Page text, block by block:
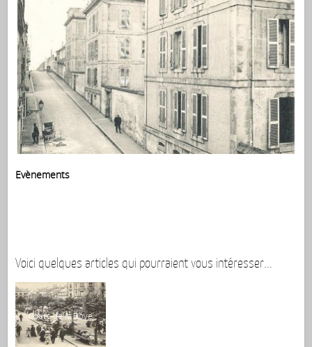
Evènements
Voici quelques articles qui pourraient vous intéresser...
Cours de la Bôve